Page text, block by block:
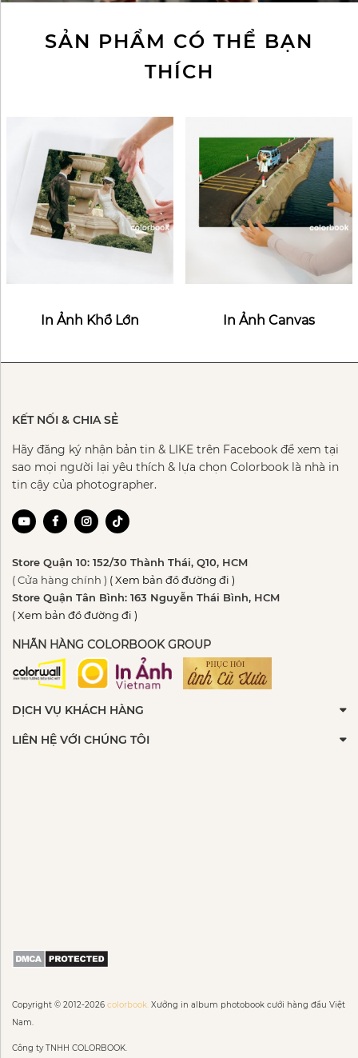
SẢN PHẨM CÓ THỂ BẠN
THÍCH
In Ảnh Khổ Lớn In Ảnh Canvas
KẾT NỐI & CHIA SẺ
Hãy đăng ký nhận bản tin & LIKE trên Facebook để xem tại
sao mọi người lại yêu thích & lựa chọn Colorbook là nhà in
tin cậy của photographer.
Store Quận 10: 152/30 Thành Thái, Q10, HCM
( Cửa hàng chính ) ( Xem bản đồ đường đi )
Store Quận Tân Bình: 163 Nguyễn Thái Bình, HCM
( Xem bản đồ đường đi )
NHÃN HÀNG COLORBOOK GROUP
DỊCH VỤ KHÁCH HÀNG
LIÊN HỆ VỚI CHÚNG TÔI
Copyright © 2012-2026 colorbook. Xưởng in album photobook cưới hàng đầu Việt
Nam.
Công ty TNHH COLORBOOK.